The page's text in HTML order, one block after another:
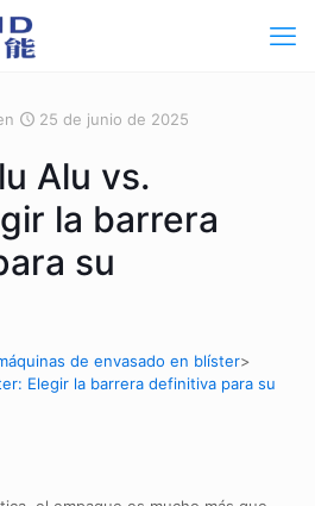
25 de junio de 2025
Alu vs.
la barrera
su
de envasado en blíster>
Elegir la barrera definitiva para su